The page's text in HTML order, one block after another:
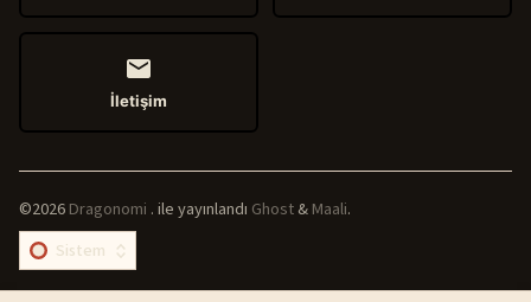
İletişim
©2026Dragonomi .ile yayınlandı Ghost&Maali.